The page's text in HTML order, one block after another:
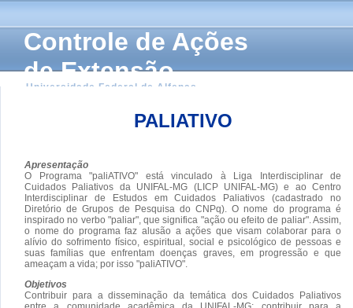
Controle de Ações
de Extensão
Universidade Federal de Alfenas
PALIATIVO
Apresentação
O Programa "paliATIVO" está vinculado à Liga Interdisciplinar de
Cuidados Paliativos da UNIFAL-MG (LICP UNIFAL-MG) e ao Centro
Interdisciplinar de Estudos em Cuidados Paliativos (cadastrado no
Diretório de Grupos de Pesquisa do CNPq). O nome do programa é
inspirado no verbo "paliar", que significa "ação ou efeito de paliar". Assim,
o nome do programa faz alusão a ações que visam colaborar para o
alívio do sofrimento físico, espiritual, social e psicológico de pessoas e
suas famílias que enfrentam doenças graves, em progressão e que
ameaçam a vida; por isso "paliATIVO".
Objetivos
Contribuir para a disseminação da temática dos Cuidados Paliativos